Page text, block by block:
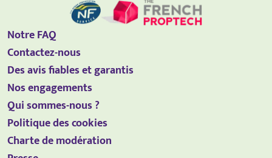
Notre FAQ
Contactez-nous
Des avis fiables et garantis
Nos engagements
Qui sommes-nous ?
Politique des cookies
Charte de modération